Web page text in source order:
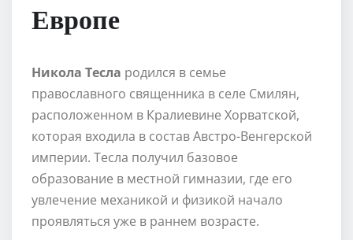
Европе
Никола Тесла родился в семье
православного священника в селе Смилян,
расположенном в Кралиевине Хорватской,
которая входила в состав Австро-Венгерской
империи. Тесла получил базовое
образование в местной гимназии, где его
увлечение механикой и физикой начало
проявляться уже в раннем возрасте.